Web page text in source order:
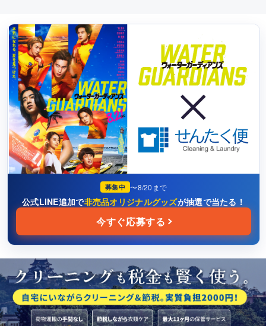
1 今回メインでクリーニングに出したいものは？
衣類（コート・スーツ
等）
布団・毛布
靴・スニーカー 浴衣・ホビーなど
2 衣類はだいたい何着くらいありますか？
5着くらい
15着以上
募集中 〜8/20まで
公式LINE追加で非売品オリジナルグッズが抽選で当たる！
今すぐ応募する